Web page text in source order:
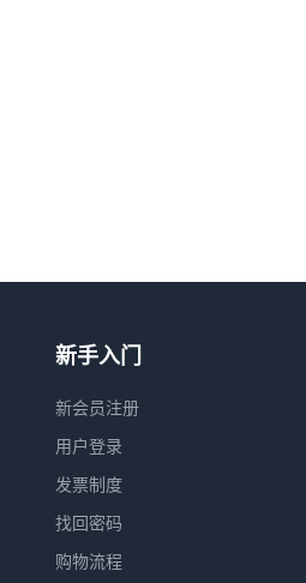
新手入门
新会员注册
用户登录
发票制度
找回密码
购物流程